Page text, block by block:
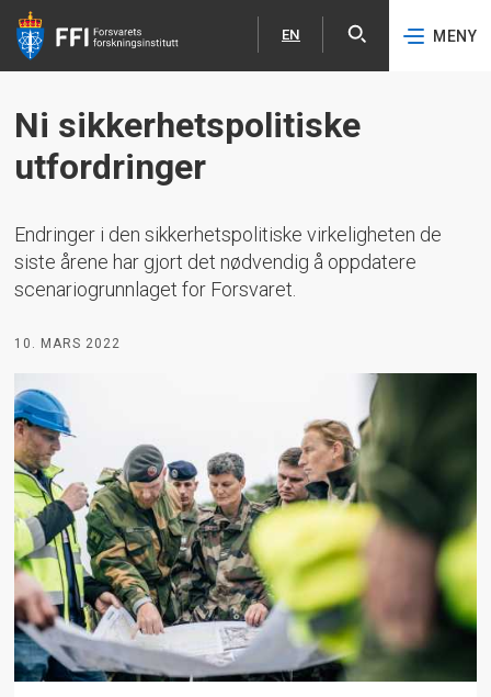
Hopp til hovedinnhold
EN
English MENY
Ni sikkerhetspolitiske
utfordringer
Endringer i den sikkerhetspolitiske virkeligheten de
siste årene har gjort det nødvendig å oppdatere
scenariogrunnlaget for Forsvaret.
10. MARS 2022